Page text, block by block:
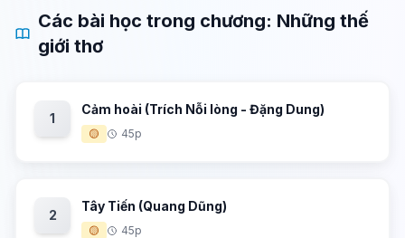
Các bài học trong chương: Những thế
giới thơ
1
Cảm hoài (Trích Nỗi lòng - Đặng Dung)
🟡 45p
2
Tây Tiến (Quang Dũng)
🟡 45p